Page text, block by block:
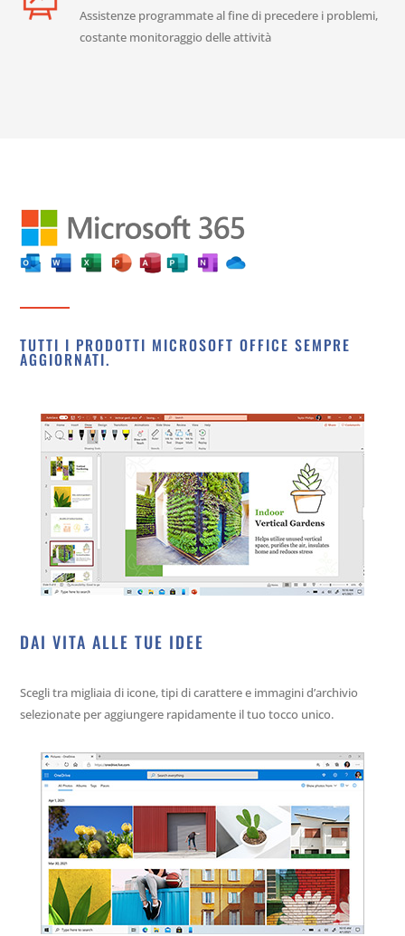
Assistenze programmate al fine di precedere i problemi,
costante monitoraggio delle attività
TUTTI I PRODOTTI MICROSOFT OFFICE SEMPRE
AGGIORNATI.
DAI VITA ALLE TUE IDEE
Scegli tra migliaia di icone, tipi di carattere e immagini d’archivio
selezionate per aggiungere rapidamente il tuo tocco unico.